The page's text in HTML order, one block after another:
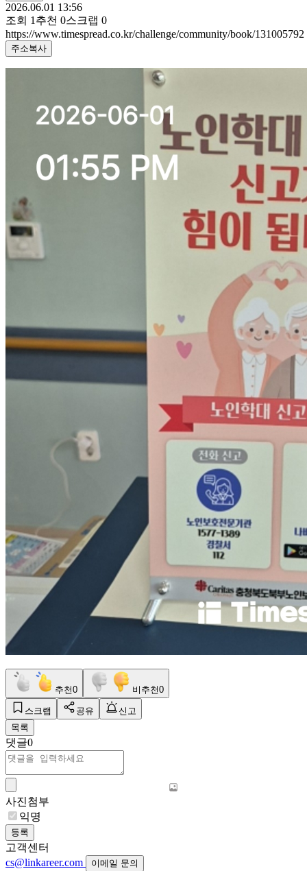
2026.06.01 13:56
조회 1 추천 0스크랩 0
https://www.timespread.co.kr/challenge/community/book/131005792
주소복사
추천0 비추천0
스크랩 공유
신고
목록
댓글0
사진첨부
익명
등록
고객센터
cs@linkareer.com
이메일 문의